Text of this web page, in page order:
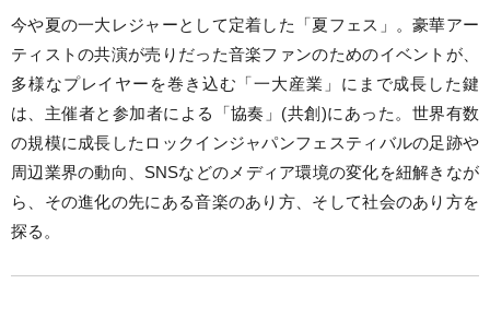
今や夏の一大レジャーとして定着した「夏フェス」。豪華アー
ティストの共演が売りだった音楽ファンのためのイベントが、
多様なプレイヤーを巻き込む「一大産業」にまで成長した鍵
は、主催者と参加者による「協奏」(共創)にあった。世界有数
の規模に成長したロックインジャパンフェスティバルの足跡や
周辺業界の動向、SNSなどのメディア環境の変化を紐解きなが
ら、その進化の先にある音楽のあり方、そして社会のあり方を
探る。